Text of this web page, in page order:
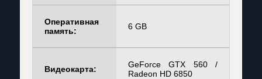
Оперативная
память:
6 GB
Видеокарта:
GeForce GTX 560 /
Radeon HD 6850